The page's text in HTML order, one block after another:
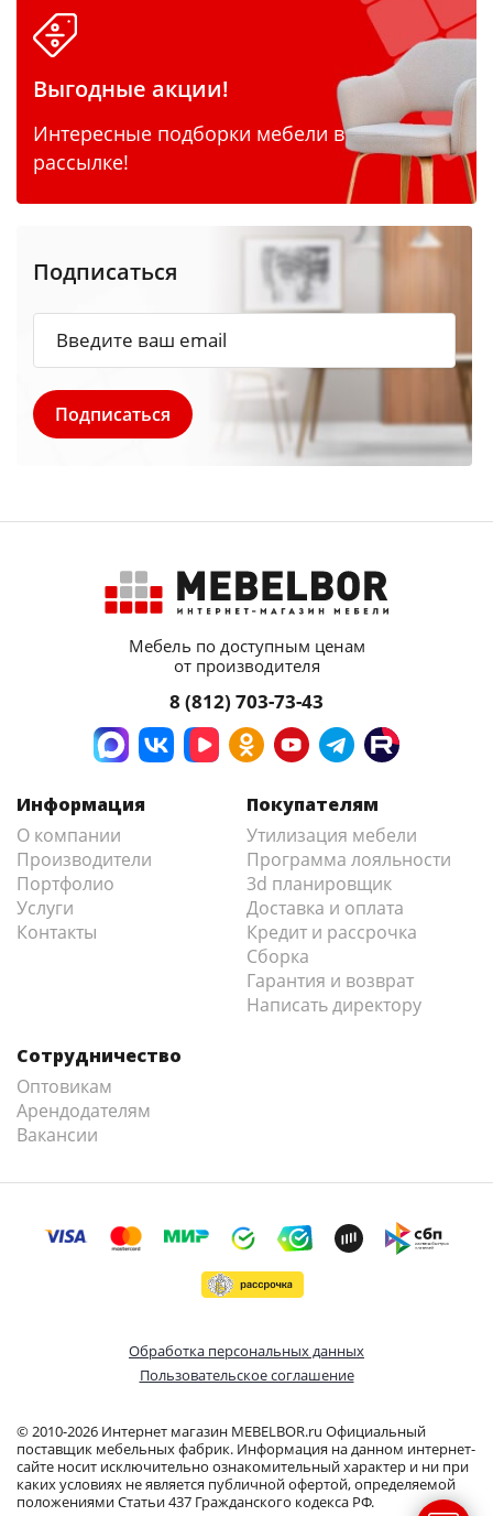
Выгодные акции!
Интересные подборки мебели в
рассылке!
Подписаться
Мебель по доступным ценам
от производителя
8 (812) 703-73-43
Информация
О компании
Производители
Портфолио
Услуги
Контакты
Покупателям
Утилизация мебели
Программа лояльности
3d планировщик
Доставка и оплата
Кредит и рассрочка
Сборка
Гарантия и возврат
Написать директору
Сотрудничество
Оптовикам
Арендодателям
Вакансии
© 2010-2026 Интернет магазин MEBELBOR.ru Официальный
поставщик мебельных фабрик. Информация на данном интернет-
сайте носит исключительно ознакомительный характер и ни при
каких условиях не является публичной офертой, определяемой
положениями Статьи 437 Гражданского кодекса РФ.
Обработка персональных данных
Пользовательское соглашение